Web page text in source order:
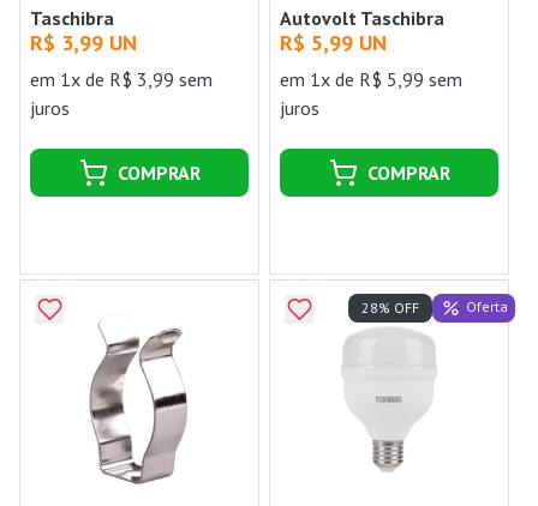
Taschibra
R$ 3,99 UN
em 1x de R$ 3,99 sem
juros
COMPRAR
Autovolt Taschibra
R$ 5,99 UN
em 1x de R$ 5,99 sem
juros
COMPRAR
28% OFF Oferta